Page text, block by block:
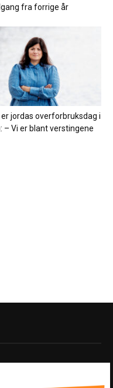
fra forrige år
er jordas overforbruksdag i
– Vi er blant verstingene